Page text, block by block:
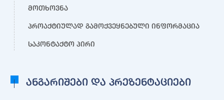
მოთხოვნა
პროაქტიულად გამოქვეყნებული ინფორმაცია
საკონტაქტო პირი
ანგარიშები და პრეზენტაციები